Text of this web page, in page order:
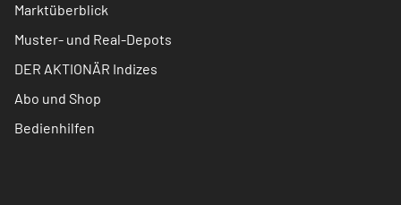
Marktüberblick
Muster- und Real-Depots
DER AKTIONÄR Indizes
Abo und Shop
Bedienhilfen